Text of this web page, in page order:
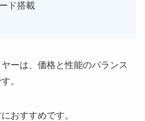
ド搭載
ーは、価格と性能のバランス
。
おすすめです。